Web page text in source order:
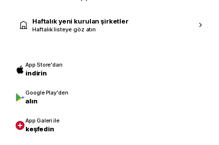
Haftalık yeni kurulan şirketler
Haftalık listeye göz atın
App Store'dan
indirin
Google Play'den
alın
App Galeri ile
keşfedin